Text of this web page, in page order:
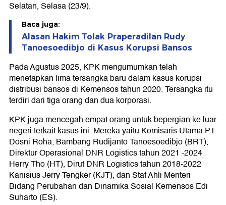
Selatan, Selasa (23/9).
Baca juga:
Alasan Hakim Tolak Praperadilan Rudy
Tanoesoedibjo di Kasus Korupsi Bansos
Pada Agustus 2025, KPK mengumumkan telah
menetapkan lima tersangka baru dalam kasus korupsi
distribusi bansos di Kemensos tahun 2020. Tersangka itu
terdiri dari tiga orang dan dua korporasi.
KPK juga mencegah empat orang untuk bepergian ke luar
negeri terkait kasus ini. Mereka yaitu Komisaris Utama PT
Dosni Roha, Bambang Rudijanto Tanoesoedibjo (BRT),
Direktur Operasional DNR Logistics tahun 2021 -2024
Herry Tho (HT), Dirut DNR Logistics tahun 2018-2022
Kanisius Jerry Tengker (KJT), dan Staf Ahli Menteri
Bidang Perubahan dan Dinamika Sosial Kemensos Edi
Suharto (ES).